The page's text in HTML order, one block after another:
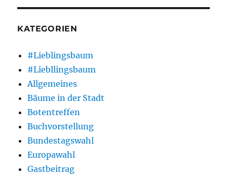
KATEGORIEN
#Lieblingsbaum
#Liebllingsbaum
Allgemeines
Bäume in der Stadt
Botentreffen
Buchvorstellung
Bundestagswahl
Europawahl
Gastbeitrag